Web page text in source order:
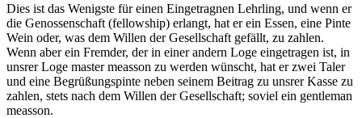
Dies ist das Wenigste für einen Eingetragnen Lehrling, und wenn er
die Genossenschaft (fellowship) erlangt, hat er ein Essen, eine Pinte
Wein oder, was dem Willen der Gesellschaft gefällt, zu zahlen.
Wenn aber ein Fremder, der in einer andern Loge eingetragen ist, in
unsrer Loge master measson zu werden wünscht, hat er zwei Taler
und eine Begrüßungspinte neben seinem Beitrag zu unsrer Kasse zu
zahlen, stets nach dem Willen der Gesellschaft; soviel ein gentleman
measson.